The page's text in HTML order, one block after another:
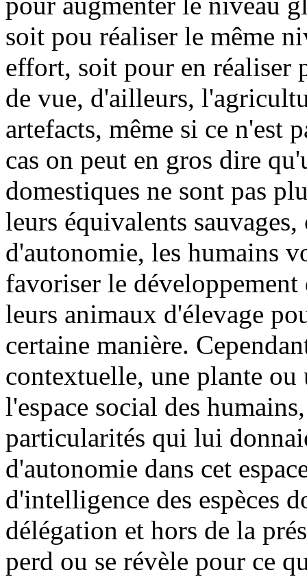
soit pou réaliser le même
effort, soit pour en réaliser
de vue, d'ailleurs,
artefacts, même si ce n'est
cas on peut en gros dire
domestiques ne sont pas
leurs équivalents
d'autonomie, les humains
favoriser le développement
leurs animaux d'élevage
certaine manière.
contextuelle, une plante
l'espace social des
particularités qui lui
d'autonomie dans cet
d'intelligence des espèces
délégation et hors de la
perd ou se révèle pour ce